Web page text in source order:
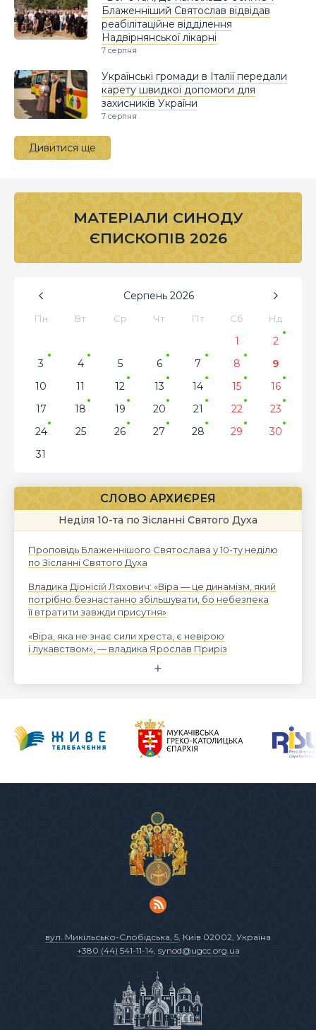
Блаженніший Святослав відвідав
реабілітаційне відділення
Надвірнянської лікарні
7 серпня
Українські громади в Італії передали
карету швидкої допомоги для
захисників України
7 серпня
Дивитися ще
МАТЕРІАЛИ СИНОДУ
ЄПИСКОПІВ 2026
Серпень 2026
Пн Вт Ср Чт Пт Сб Нд
1
2
3
4 5 6 7 8
9
10
11 12 13 14 15
16
17
18 19 20 21 22
23
24
25 26 27 28 29
30
31
СЛОВО АРХИЄРЕЯ
Неділя 10-та по Зісланні Святого Духа
Проповідь Блаженнішого Святослава у 10-ту неділю
по Зісланні Святого Духа
Владика Діонісій Ляхович: «Віра — це динамізм, який
потрібно безнастанно збільшувати, бо небезпека
її втратити завжди присутня»
«Віра, яка не знає сили хреста, є невірою
і лукавством», — владика Ярослав Приріз
вул. Микільсько-Слобідська, 5, Київ 02002, Україна
+380 (44) 541-11-14, synod@ugcc.org.ua